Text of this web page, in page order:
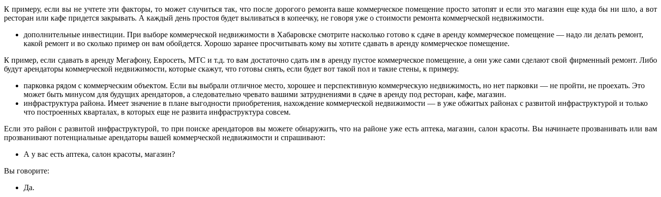
К примеру, если вы не учтете эти факторы, то может случиться так, что после дорогого ремонта ваше коммерческое помещение просто затопят и если это магазин еще куда бы ни шло, а вот
ресторан или кафе придется закрывать. А каждый день простоя будет выливаться в копеечку, не говоря уже о стоимости ремонта коммерческой недвижимости.
дополнительные инвестиции. При выборе коммерческой недвижимости в Хабаровске смотрите насколько готово к сдаче в аренду коммерческое помещение — надо ли делать ремонт,
какой ремонт и во сколько пример он вам обойдется. Хорошо заранее просчитывать кому вы хотите сдавать в аренду коммерческое помещение.
К пример, если сдавать в аренду Мегафону, Евросеть, МТС и т.д. то вам достаточно сдать им в аренду пустое коммерческое помещение, а они уже сами сделают свой фирменный ремонт. Либо
будут арендаторы коммерческой недвижимости, которые скажут, что готовы снять, если будет вот такой пол и такие стены, к примеру.
парковка рядом с коммерческим объектом. Если вы выбрали отличное место, хорошее и перспективную коммерческую недвижимость, но нет парковки — не пройти, не проехать. Это
может быть минусом для будущих арендаторов, а следовательно чревато вашими затруднениями в сдаче в аренду под ресторан, кафе, магазин.
инфраструктура района. Имеет значение в плане выгодности приобретения, нахождение коммерческой недвижимости — в уже обжитых районах с развитой инфраструктурой и только
что построенных кварталах, в которых еще не развита инфраструктура совсем.
Если это район с развитой инфраструктурой, то при поиске арендаторов вы можете обнаружить, что на районе уже есть аптека, магазин, салон красоты. Вы начинаете прозванивать или вам
прозванивают потенциальные арендаторы вашей коммерческой недвижимости и спрашивают:
А у вас есть аптека, салон красоты, магазин?
Вы говорите:
Да.